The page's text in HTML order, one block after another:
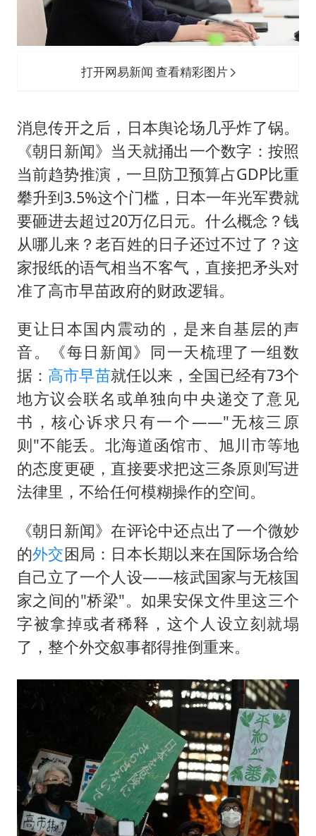
打开网易新闻 查看精彩图片
消息传开之后，日本舆论场几乎炸了锅。
《朝日新闻》当天就捅出一个数字：按照
当前趋势推演，一旦防卫预算占GDP比重
攀升到3.5%这个门槛，日本一年光军费就
要砸进去超过20万亿日元。什么概念？钱
从哪儿来？老百姓的日子还过不过了？这
家报纸的语气相当不客气，直接把矛头对
准了高市早苗政府的财政逻辑。
更让日本国内震动的，是来自基层的声
音。《每日新闻》同一天梳理了一组数
据： 高市早苗就任以来，全国已经有73个
地方议会联名或单独向中央递交了意见
书，核心诉求只有一个——"无核三原
则"不能丢。北海道函馆市、旭川市等地
的态度更硬，直接要求把这三条原则写进
法律里，不给任何模糊操作的空间。
《朝日新闻》在评论中还点出了一个微妙
的外交困局：日本长期以来在国际场合给
自己立了一个人设——核武国家与无核国
家之间的"桥梁"。如果安保文件里这三个
字被拿掉或者稀释，这个人设立刻就塌
了，整个外交叙事都得推倒重来。